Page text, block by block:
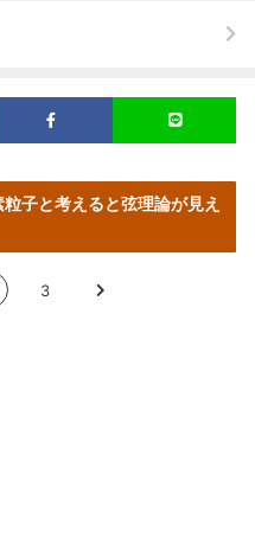
子と考えると弦理論が見え
3 >